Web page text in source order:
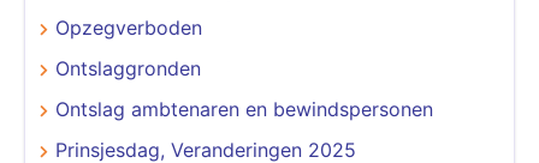
Opzegverboden
Ontslaggronden
Ontslag ambtenaren en bewindspersonen
Prinsjesdag, Veranderingen 2025